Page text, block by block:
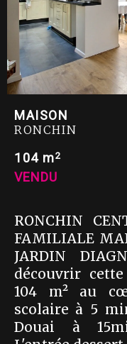
MAISON
RONCHIN
104 m2
VENDU
RONCHIN
FAMILIALE
JARDIN
découvrir
104 m² au
scolaire à 5
Douai à